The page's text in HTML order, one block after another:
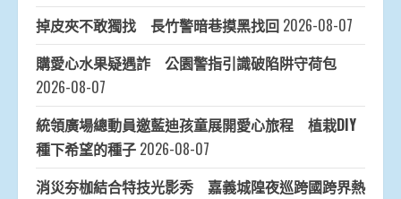
掉皮夾不敢獨找 長竹警暗巷摸黑找回 2026-08-07
購愛心水果疑遇詐 公園警指引識破陷阱守荷包
2026-08-07
統領廣場總動員邀藍迪孩童展開愛心旅程 植栽DIY
種下希望的種子 2026-08-07
消災夯枷結合特技光影秀 嘉義城隍夜巡跨國跨界熱